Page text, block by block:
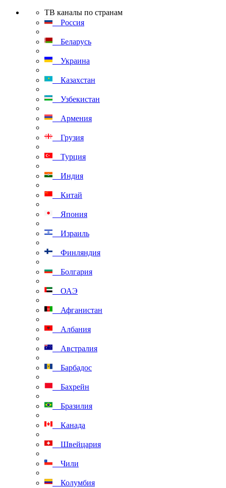
ТВ каналы по странам
Россия
Беларусь
Украина
Казахстан
Узбекистан
Армения
Грузия
Турция
Индия
Китай
Япония
Израиль
Финляндия
Болгария
ОАЭ
Афганистан
Албания
Австралия
Барбадос
Бахрейн
Бразилия
Канада
Швейцария
Чили
Колумбия